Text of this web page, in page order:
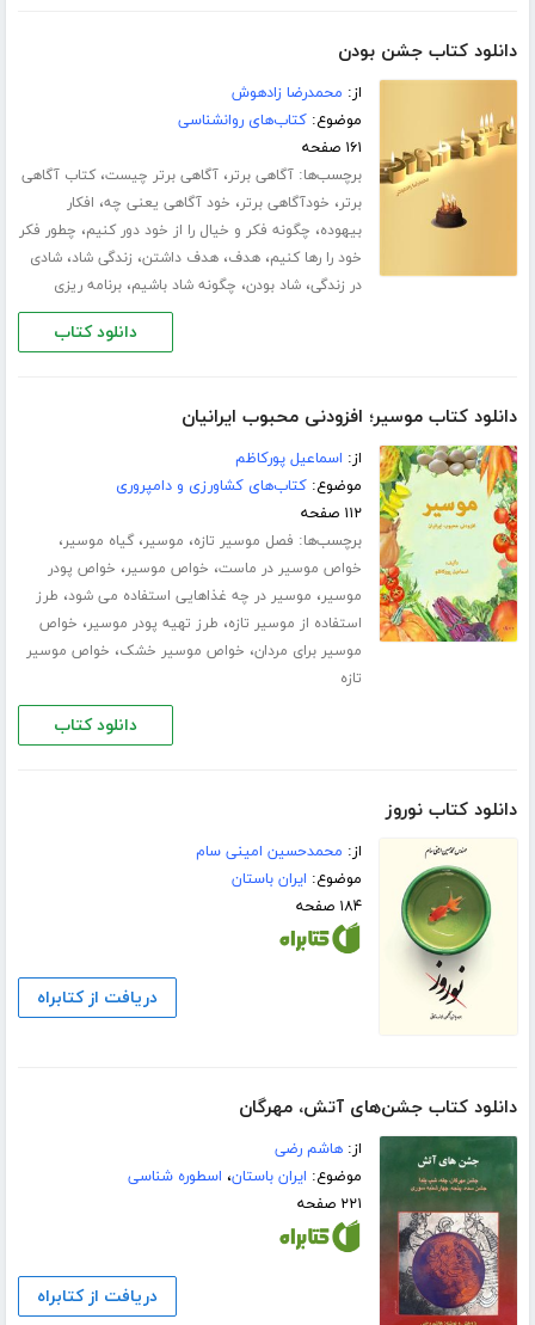
دانلود کتاب جشن بودن
از: محمدرضا زادهوش
موضوع:کتاب‌های روانشناسی
۱۶۱ صفحه
برچسب‌ها:آگاهی برتر،آگاهی برتر چیست،کتاب آگاهی
برتر، خودآگاهی برتر، خود آگاهی یعنی چه، افکار
بیهوده، چگونه فکر و خیال را از خود دور کنیم، چطور فکر
خود را رها کنیم،هدف،هدف داشتن، زندگی شاد،شادی
در زندگی،شاد بودن، چگونه شاد باشیم،برنامه ریزی
دانلود کتاب
دانلود کتاب موسیر؛ افزودنی محبوب ایرانیان
از: اسماعیل پورکاظم
موضوع:کتاب‌های کشاورزی و دامپروری
۱۱۲ صفحه
برچسب‌ها: فصل موسیر تازه، موسیر،گیاه موسیر،
خواص موسیر در ماست، خواص موسیر، خواص پودر
موسیر، موسیر در چه غذاهایی استفاده می شود، طرز
استفاده از موسیر تازه، طرز تهیه پودر موسیر، خواص
موسیر برای مردان، خواص موسیر خشک، خواص موسیر
تازه
دانلود کتاب
دانلود کتاب نوروز
از: محمدحسین امینی سام
موضوع: ایران باستان
۱۸۴ صفحه
دریافت از کتابراه
دانلود کتاب جشن‌های آتش، مهرگان
از:هاشم رضی
موضوع: ایران باستان، اسطوره شناسی
۲۲۱ صفحه
دریافت از کتابراه